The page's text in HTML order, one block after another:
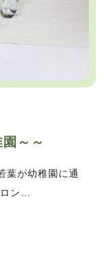
～～
葉が幼稚園に通
ン…